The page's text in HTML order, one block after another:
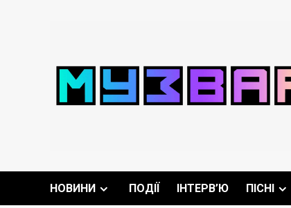
НОВИНИ ПОДІЇ ІНТЕРВ’Ю ПІСНІ